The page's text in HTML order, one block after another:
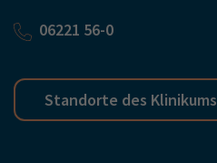
06221 56-0
Standorte des Klinikums